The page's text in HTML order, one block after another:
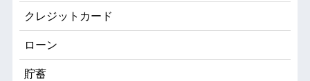
クレジットカード
ローン
貯蓄